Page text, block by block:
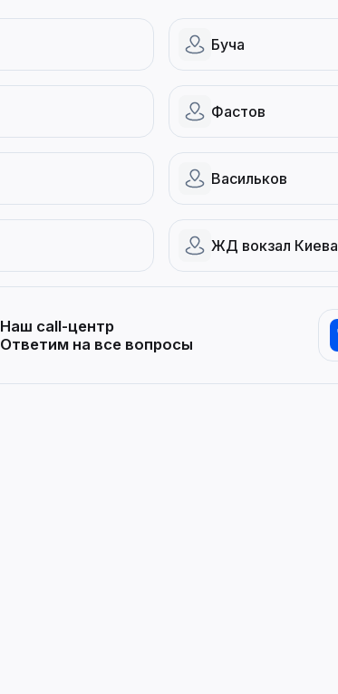
Буча
Фастов
Васильков
ЖД вокзал Киева
Наш call-центр
Ответим на все вопросы